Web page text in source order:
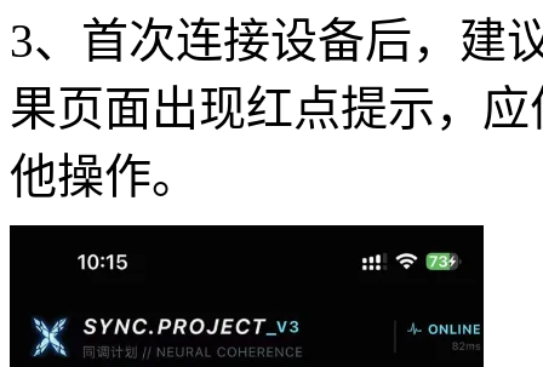
3、首次连接设备后，建
果页面出现红点提示，
他操作。